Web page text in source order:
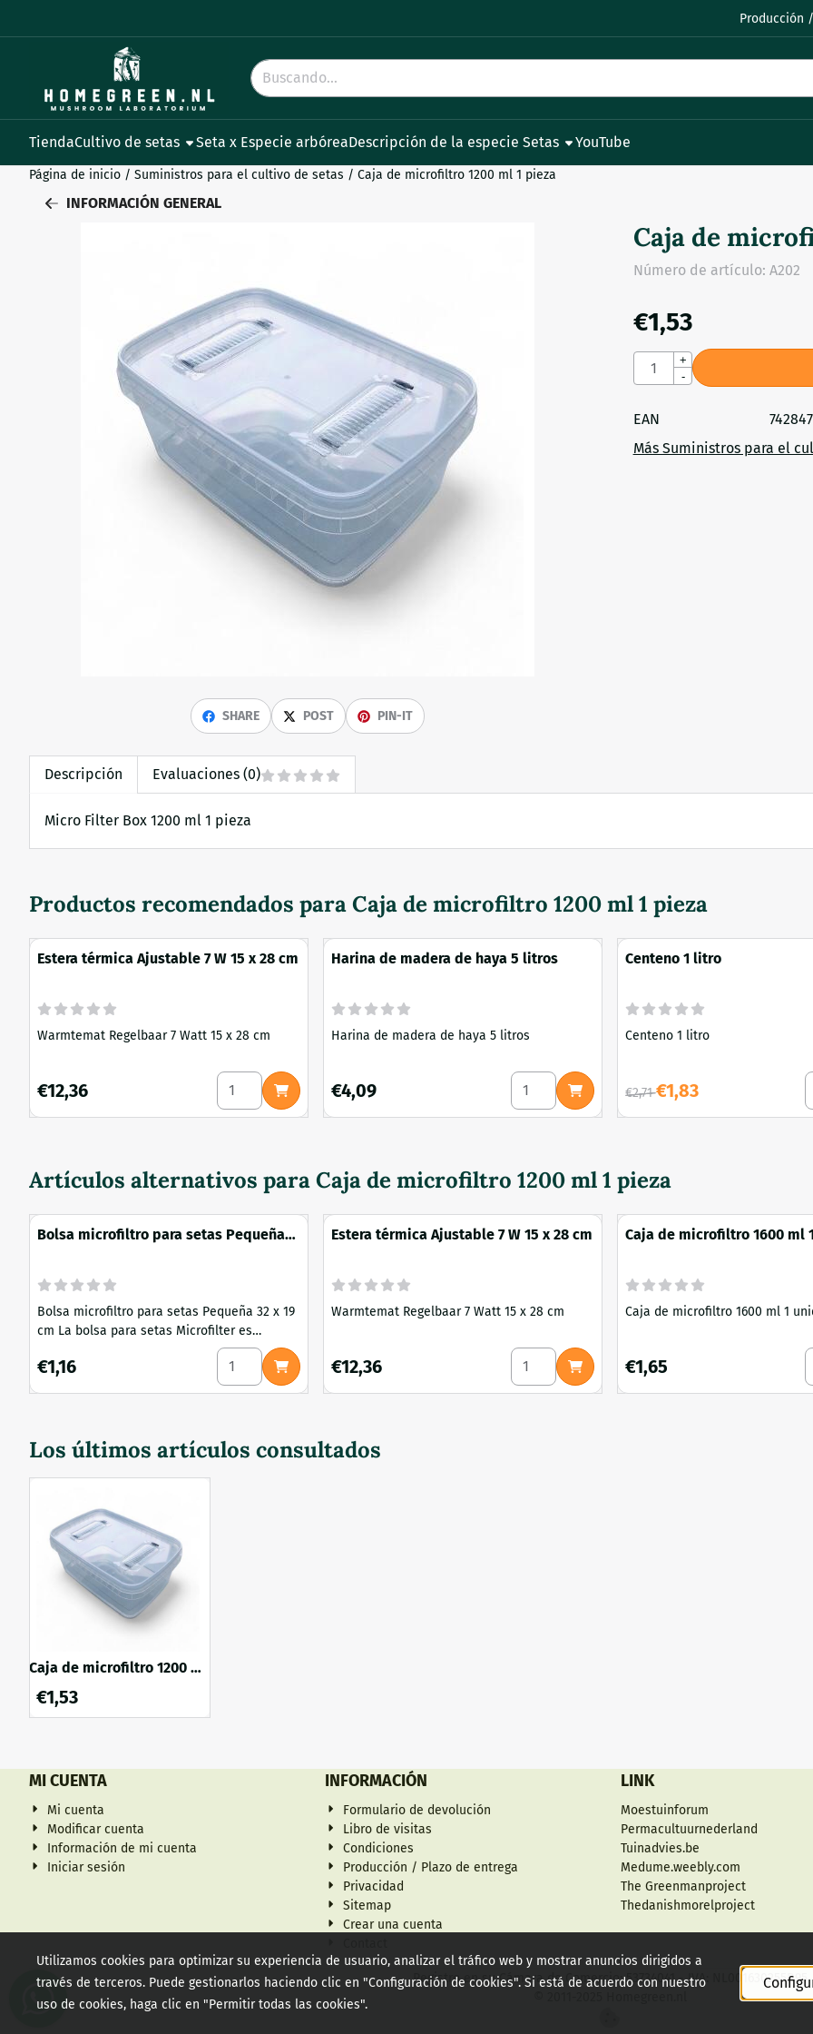
Producción
Buscar
TiendaCultivo de setas Seta x Especie arbóreaDescripción de la especie Setas YouTube
Página de inicio / Suministros para el cultivo de setas / Caja de microfiltro 1200 ml 1 pieza
INFORMACIÓN GENERAL
SHARE POST PIN-IT
Caja de
Número de artículo: A202
€1,53
Cantidad
+
-
EAN
Más Suministros para el
Descripción Evaluaciones (0)
Micro Filter Box 1200 ml 1 pieza
Productos recomendados paraCaja de microfiltro 1200 ml 1 pieza
Estera térmica Ajustable 7 W 15 x 28 cm
Warmtemat Regelbaar 7 Watt 15 x 28 cm
Precio: 12,36
€12,36 Seleccionar cantidad para Estera térmica Ajustable 7 W 15 x 28 cm
Harina de madera de haya 5 litros
Harina de madera de haya 5 litros
Precio: 4,09
€4,09 Seleccionar cantidad para Harina de madera
Centeno 1 litro
Centeno 1 litro
Por 2,71 para 1,83
€2,71€1,83
Artículos alternativos paraCaja de microfiltro 1200 ml 1 pieza
Bolsa microfiltro para setas Pequeña
Bolsa microfiltro para setas Pequeña 32 x 19
cm La bolsa para setas Microfilter es
adecuada para esterilizar semillas o
sustratos de hasta 1,5 litros
temperaturas y presiones. Óptimo
Precio: 1,16
€1,16 Seleccionar cantidad para Bolsa microfiltro para setas Pequeña 32 x 19 cm
Estera térmica Ajustable 7 W 15 x 28 cm
Warmtemat Regelbaar 7 Watt 15 x 28 cm
Precio: 12,36
€12,36 Seleccionar cantidad para Estera térmica
Caja de microfiltro 1600 ml
Caja de microfiltro 1600 ml 1
Precio: 1,65
€1,65
Los últimos artículos consultados
Caja de microfiltro 1200 ml
€1,53
MI CUENTA
Mi cuenta
Modificar cuenta
Información de mi cuenta
Iniciar sesión
INFORMACIÓN
Formulario de devolución
Libro de visitas
Condiciones
Producción / Plazo de entrega
Privacidad
Sitemap
Crear una cuenta
LINK
Moestuinforum
Permacultuurnederland
Tuinadvies.be
Medume.weebly.com
The Greenmanproject
Thedanishmorelproject
Registro en su Cámara de Comercio: 53734041 - IVA: NL001630255B95
Utilizamos cookies para optimizar su experiencia de usuario, analizar el tráfico web y mostrar anuncios dirigidos a
través de terceros. Puede gestionarlos haciendo clic en "Configuración de cookies". Si está de acuerdo con nuestro
uso de cookies, haga clic en "Permitir todas las cookies".